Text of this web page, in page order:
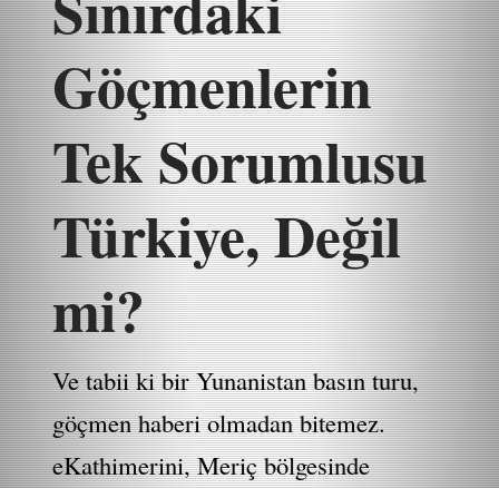
Göçmenlerin
Tek Sorumlusu
Türkiye, Değil
mi?
Ve tabii ki bir Yunanistan basın turu,
göçmen haberi olmadan bitemez.
eKathimerini, Meriç bölgesinde